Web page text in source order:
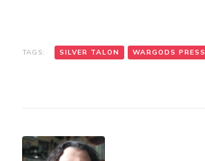
TAGS: SILVER TALON WARGODS PRESS